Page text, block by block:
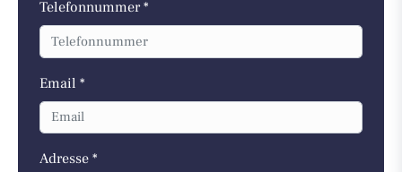
Telefonnummer *
Email *
Adresse *